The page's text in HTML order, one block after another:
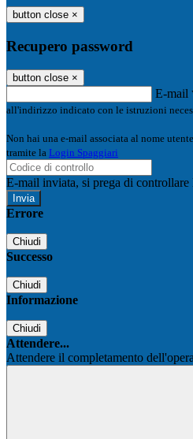
button close ×
Recupero password
button close ×
E-mail
all'indirizzo indicato con le istruzioni
Non hai una e-mail associata al nome
tramite la Login Spaggiari
E-mail inviata, si prega di controllare
Errore
Chiudi
Successo
Chiudi
Informazione
Chiudi
Attendere...
Attendere il completamento